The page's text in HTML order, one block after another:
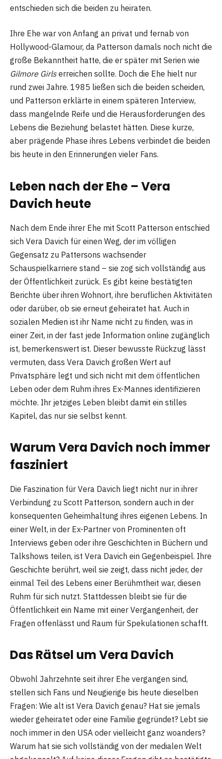
entschieden sich die beiden zu heiraten.
Ihre Ehe war von Anfang an privat und fernab von
Hollywood-Glamour, da Patterson damals noch nicht die
große Bekanntheit hatte, die er später mit Serien wie
Gilmore Girlserreichen sollte. Doch die Ehe hielt nur
rund zwei Jahre. 1985 ließen sich die beiden scheiden,
und Patterson erklärte in einem späteren Interview,
dass mangelnde Reife und die Herausforderungen des
Lebens die Beziehung belastet hätten. Diese kurze,
aber prägende Phase ihres Lebens verbindet die beiden
bis heute in den Erinnerungen vieler Fans.
Leben nach der Ehe – Vera
Davich heute
Nach dem Ende ihrer Ehe mit Scott Patterson entschied
sich Vera Davich für einen Weg, der im völligen
Gegensatz zu Pattersons wachsender
Schauspielkarriere stand – sie zog sich vollständig aus
der Öffentlichkeit zurück. Es gibt keine bestätigten
Berichte über ihren Wohnort, ihre beruflichen Aktivitäten
oder darüber, ob sie erneut geheiratet hat. Auch in
sozialen Medien ist ihr Name nicht zu finden, was in
einer Zeit, in der fast jede Information online zugänglich
ist, bemerkenswert ist. Dieser bewusste Rückzug lässt
vermuten, dass Vera Davich großen Wert auf
Privatsphäre legt und sich nicht mit dem öffentlichen
Leben oder dem Ruhm ihres Ex-Mannes identifizieren
möchte. Ihr jetziges Leben bleibt damit ein stilles
Kapitel, das nur sie selbst kennt.
Warum Vera Davich noch immer
fasziniert
Die Faszination für Vera Davich liegt nicht nur in ihrer
Verbindung zu Scott Patterson, sondern auch in der
konsequenten Geheimhaltung ihres eigenen Lebens. In
einer Welt, in der Ex-Partner von Prominenten oft
Interviews geben oder ihre Geschichten in Büchern und
Talkshows teilen, ist Vera Davich ein Gegenbeispiel. Ihre
Geschichte berührt, weil sie zeigt, dass nicht jeder, der
einmal Teil des Lebens einer Berühmtheit war, diesen
Ruhm für sich nutzt. Stattdessen bleibt sie für die
Öffentlichkeit ein Name mit einer Vergangenheit, der
Fragen offenlässt und Raum für Spekulationen schafft.
Das Rätsel um Vera Davich
Obwohl Jahrzehnte seit ihrer Ehe vergangen sind,
stellen sich Fans und Neugierige bis heute dieselben
Fragen: Wie alt ist Vera Davich genau? Hat sie jemals
wieder geheiratet oder eine Familie gegründet? Lebt sie
noch immer in den USA oder vielleicht ganz woanders?
Warum hat sie sich vollständig von der medialen Welt